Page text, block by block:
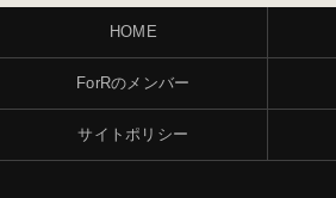
HOME
ForRのメンバー
サイトポリシー